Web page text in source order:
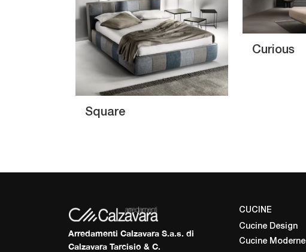
Square
Curious
Arredamenti Calzavara S.a.s. di
Calzavara Tarcisio & C.
CUCINE
Cucine Design
Cucine Moderne